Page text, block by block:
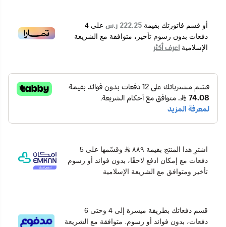
أو قسم فاتورتك بقيمة 222.25 ر.س على 4
دفعات بدون رسوم تأخير، متوافقة مع الشريعة
الإسلامية اعرف أكثر
اشترِ هذا المنتج بقيمة ٨٨٩
وقسّمها على 5
دفعات مع إمكان ادفع لاحقًا، بدون فوائد أو رسوم
تأخير ومتوافق مع الشريعة الإسلامية
قسم دفعاتك بطريقة ميسرة إلى 4 وحتى 6
دفعات، بدون فوائد أو رسوم. متوافقة مع الشريعة